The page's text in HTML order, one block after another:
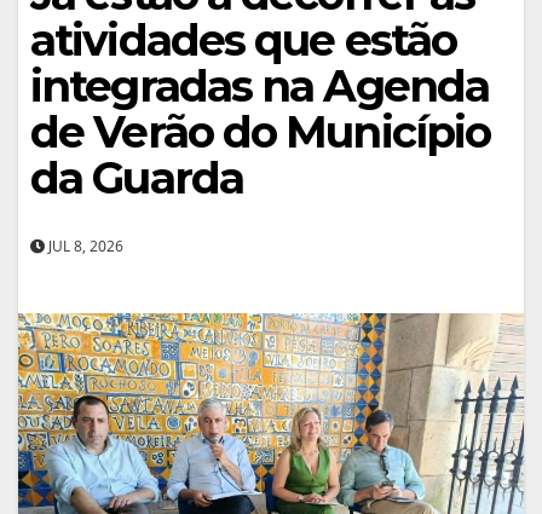
atividades que estão
integradas na Agenda
de Verão do Município
da Guarda
JUL 8, 2026